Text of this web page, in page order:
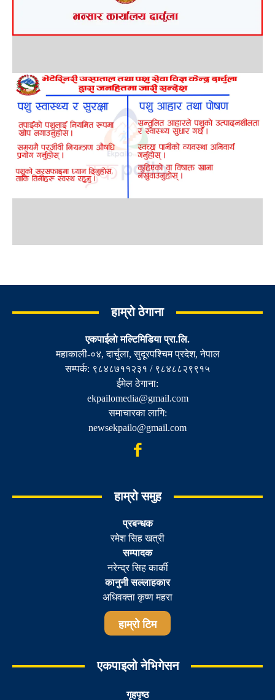
हाम्रो ठेगाना
एकपाईलाे मल्टिमिडिया प्रा.लि.
महाकाली-०४, दार्चुला, सुदूरपश्चिम प्रदेश, नेपाल
सम्पर्क: ९८४८७११२३१ / ९८४८८२९९१५
ईमेल ठेगाना:
ekpailomedia@gmail.com
समाचारका लागि:
newsekpailo@gmail.com
हाम्रो समुह
प्रबन्धक
रमेश सिह खत्री
सम्पादक
नरेन्द्र सिह कार्की
कानुनी सल्लाहकार
अधिवक्ता कृष्ण महरा
हाम्रो टिम
एकपाइलो नेभिगेसन
गृहपृष्ठ